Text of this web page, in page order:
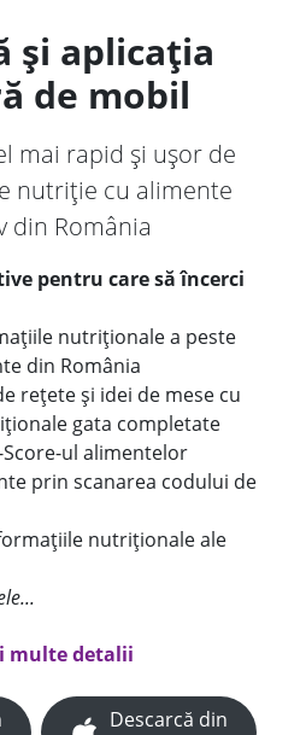
și aplicația
de mobil
mai rapid și ușor de
nutriție cu alimente
din România
pentru care să încerci
nutriționale a peste
din România
rețete și idei de mese cu
gata completate
ul alimentelor
prin scanarea codului de
nutriționale ale
multe detalii
Descarcă din